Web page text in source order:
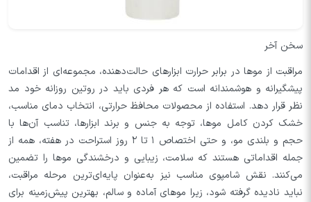
سخن آخر
مراقبت از موها در برابر حرارت ابزارهای حالت‌دهنده، مجموعه‌ای از اقدامات
پیشگیرانه و هوشمندانه است که هر فردی باید در روتین روزانه خود مد
نظر قرار دهد. استفاده از محصولات محافظ حرارتی، انتخاب دمای مناسب،
خشک کردن کامل موها، توجه به جنس و برند ابزارها، تناسب آن‌ها با
حجم و بلندی مو، و حتی اختصاص ۱ تا ۲ روز استراحت در هفته، همه از
جمله اقداماتی هستند که سلامت، زیبایی و درخشندگی موها را تضمین
می‌کنند. نقش شامپوی مناسب نیز به‌عنوان پایه‌ای‌ترین مرحله مراقبت،
نباید نادیده گرفته شود، زیرا موهای آماده و سالم، بهترین پیش‌زمینه برای